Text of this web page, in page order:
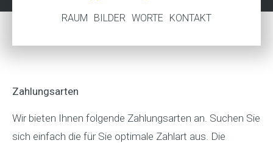
RAUM BILDER WORTE KONTAKT
Zahlungsarten
Wir bieten Ihnen folgende Zahlungsarten an. Suchen Sie
sich einfach die für Sie optimale Zahlart aus. Die